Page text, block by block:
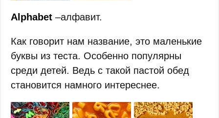
Alphabet –алфавит.
Как говорит нам название, это маленькие
буквы из теста. Особенно популярны
среди детей. Ведь с такой пастой обед
становится намного интереснее.